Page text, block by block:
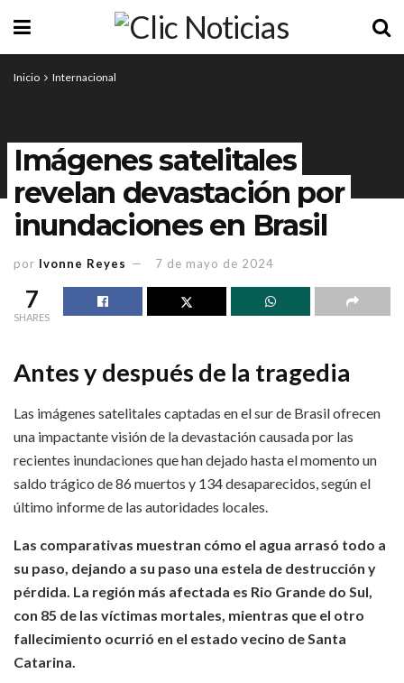
Inicio Internacional
Imágenes satelitales
revelan devastación por
inundaciones en Brasil
por Ivonne Reyes 7 de mayo de 2024
7
SHARES
Antes y después de la tragedia
Las imágenes satelitales captadas en el sur de Brasil ofrecen
una impactante visión de la devastación causada por las
recientes inundaciones que han dejado hasta el momento un
saldo trágico de 86 muertos y 134 desaparecidos, según el
último informe de las autoridades locales.
Las comparativas muestran cómo el agua arrasó todo a
su paso, dejando a su paso una estela de destrucción y
pérdida. La región más afectada es Rio Grande do Sul,
con 85 de las víctimas mortales, mientras que el otro
fallecimiento ocurrió en el estado vecino de Santa
Catarina.